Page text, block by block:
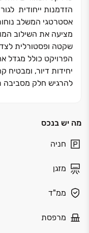
הזדמנות ייחודית
אסטרטגי המשלב
מציעה את השילוב
שקטה ופסטורלית לצד
יחידות דיור, ומבטיח
להרגיש חלק מסביבה
באר יעקב, הממוקמת
חיי עיר לפרברים, עם
שירותים קהילתיים,
שייכות, מה שהופך
מה יש בנכס
חניה
מזגן
ממ"ד
מרפסת